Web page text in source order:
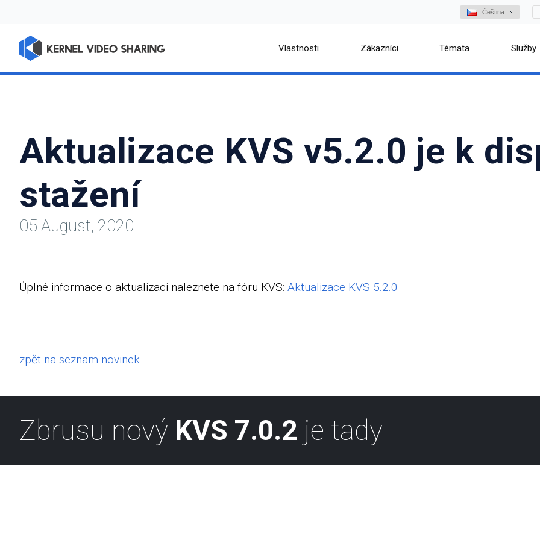
Čeština
Vlastnosti Zákazníci Témata Služby
Aktualizace KVS v5.2.0 je k
stažení
05 August, 2020
Úplné informace o aktualizaci naleznete na fóru KVS: Aktualizace KVS 5.2.0
zpět na seznam novinek
Zbrusu nový KVS 7.0.2 je tady